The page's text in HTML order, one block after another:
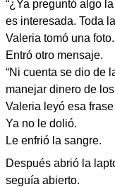
“¿Ya preguntó algo
es interesada. Toda
Valeria tomó una foto.
Entró otro mensaje.
“Ni cuenta se dio de
manejar dinero de
Valeria leyó esa
Ya no le dolió.
Le enfrió la sangre.
Después abrió la
seguía abierto.